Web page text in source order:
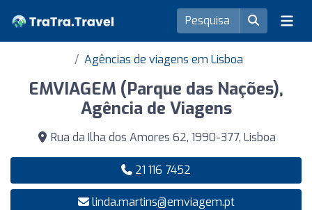
Agências de viagens em Lisboa
EMVIAGEM (Parque das Nações),
Agência de Viagens
Rua da Ilha dos Amores 62, 1990-377, Lisboa
21 116 7452
linda.martins@emviagem.pt